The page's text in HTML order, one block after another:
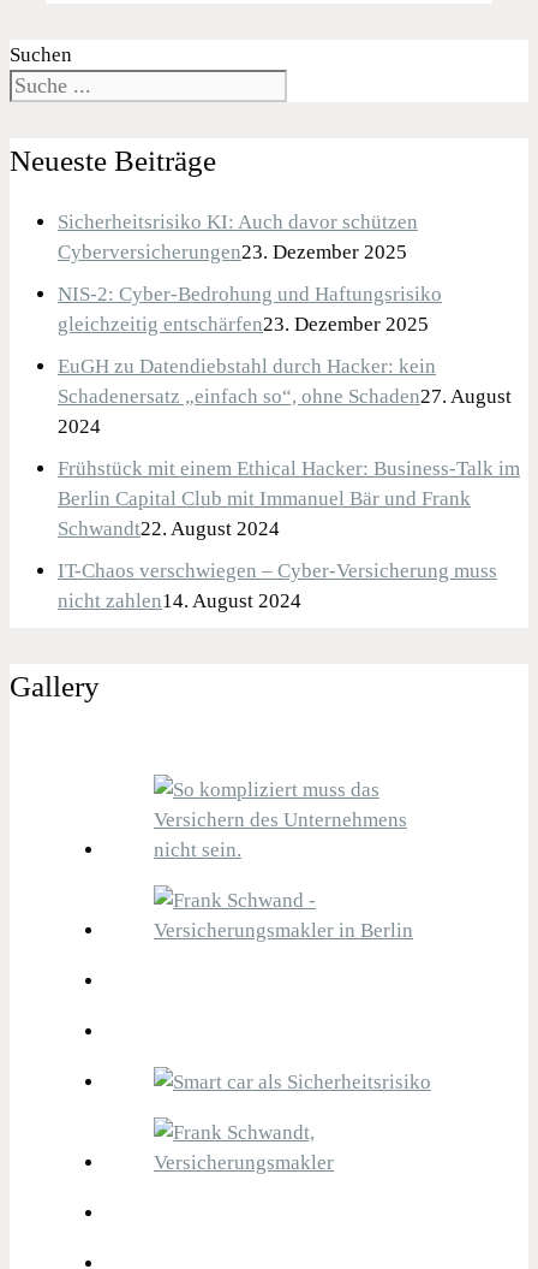
Suchen
Neueste Beiträge
Sicherheitsrisiko KI: Auch davor schützen
Cyberversicherungen23. Dezember 2025
NIS-2: Cyber-Bedrohung und Haftungsrisiko
gleichzeitig entschärfen23. Dezember 2025
EuGH zu Datendiebstahl durch Hacker: kein
Schadenersatz „einfach so“, ohne Schaden27. August
2024
Frühstück mit einem Ethical Hacker: Business-Talk im
Berlin Capital Club mit Immanuel Bär und Frank
Schwandt22. August 2024
IT-Chaos verschwiegen – Cyber-Versicherung muss
nicht zahlen14. August 2024
Gallery